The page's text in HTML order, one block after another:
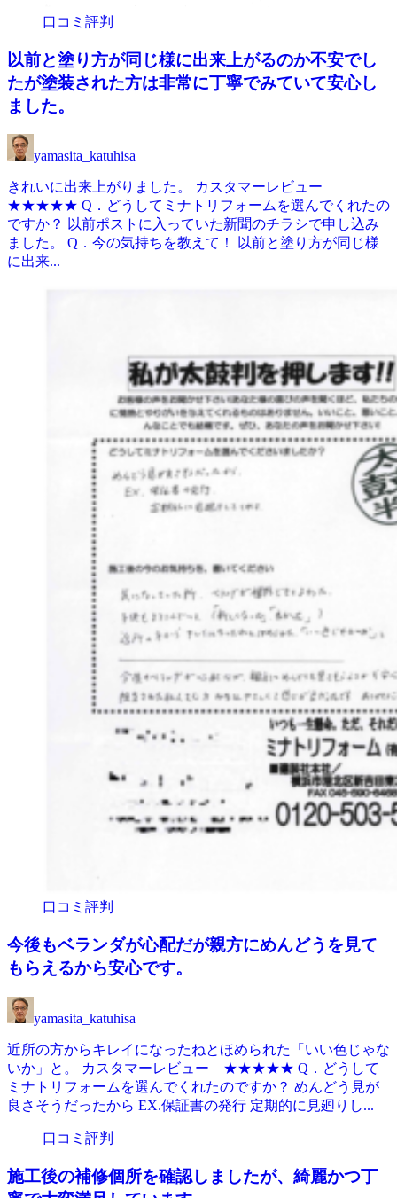
口コミ評判
以前と塗り方が同じ様に出来上がるのか不安でし
たが塗装された方は非常に丁寧でみていて安心し
ました。
yamasita_katuhisa
きれいに出来上がりました。 カスタマーレビュー
★★★★★ Q．どうしてミナトリフォームを選んでくれたの
ですか？ 以前ポストに入っていた新聞のチラシで申し込み
ました。 Q．今の気持ちを教えて！ 以前と塗り方が同じ様
に出来...
口コミ評判
今後もベランダが心配だが親方にめんどうを見て
もらえるから安心です。
yamasita_katuhisa
近所の方からキレイになったねとほめられた「いい色じゃな
いか」と。 カスタマーレビュー ★★★★★ Q．どうして
ミナトリフォームを選んでくれたのですか？ めんどう見が
良さそうだったから EX.保証書の発行 定期的に見廻りし...
口コミ評判
施工後の補修個所を確認しましたが、綺麗かつ丁